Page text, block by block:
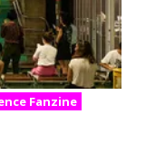
Fanzine